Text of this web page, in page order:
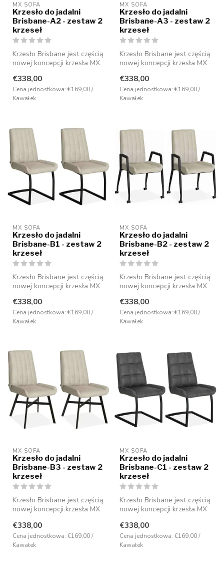
MX SOFA
Krzesło do jadalni
Brisbane-A2 - zestaw 2
krzeseł
Krzesło Brisbane jest częścią
nowej koncepcji krzesła MX
€338,00
Cena jednostkowa: €169,00 /
Kawałek
MX SOFA
Krzesło do jadalni
Brisbane-A3 - zestaw 2
krzeseł
Krzesło Brisbane jest częścią
nowej koncepcji krzesła MX
€338,00
Cena jednostkowa: €169,00 /
Kawałek
MX SOFA
Krzesło do jadalni
Brisbane-B1 - zestaw 2
krzeseł
Krzesło Brisbane jest częścią
nowej koncepcji krzesła MX
€338,00
Cena jednostkowa: €169,00 /
Kawałek
MX SOFA
Krzesło do jadalni
Brisbane-B2 - zestaw 2
krzeseł
Krzesło Brisbane jest częścią
nowej koncepcji krzesła MX
€338,00
Cena jednostkowa: €169,00 /
Kawałek
MX SOFA
Krzesło do jadalni
Brisbane-B3 - zestaw 2
krzeseł
Krzesło Brisbane jest częścią
nowej koncepcji krzesła MX
€338,00
Cena jednostkowa: €169,00 /
Kawałek
MX SOFA
Krzesło do jadalni
Brisbane-C1 - zestaw 2
krzeseł
Krzesło Brisbane jest częścią
nowej koncepcji krzesła MX
€338,00
Cena jednostkowa: €169,00 /
Kawałek